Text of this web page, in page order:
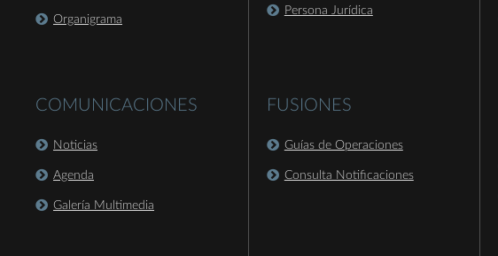
Organigrama
COMUNICACIONES
Noticias
Agenda
Galería Multimedia
Persona Jurídica
FUSIONES
Guías de Operaciones
Consulta Notificaciones